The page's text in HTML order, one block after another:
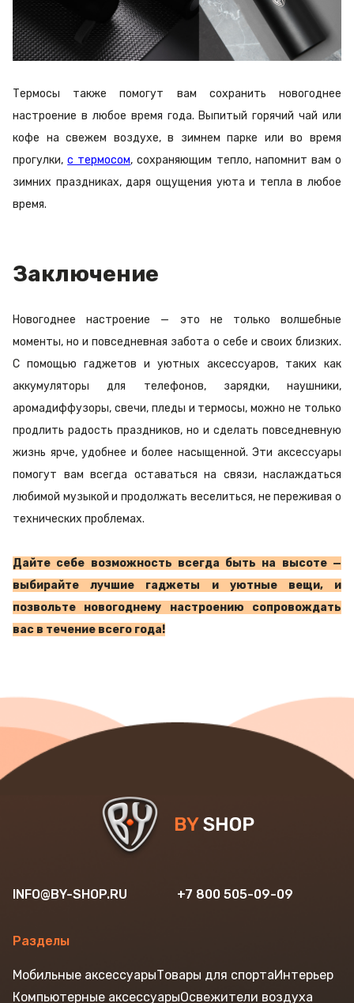
Термосы также помогут вам сохранить новогоднее
настроение в любое время года. Выпитый горячий чай или
кофе на свежем воздухе, в зимнем парке или во время
прогулки,с термосом, сохраняющим тепло, напомнит вам о
зимних праздниках, даря ощущения уюта и тепла в любое
время.
Заключение
Новогоднее настроение — это не только волшебные
моменты, но и повседневная забота о себе и своих близких.
С помощью гаджетов и уютных аксессуаров, таких как
аккумуляторы для телефонов, зарядки, наушники,
аромадиффузоры, свечи, пледы и термосы, можно не только
продлить радость праздников, но и сделать повседневную
жизнь ярче, удобнее и более насыщенной. Эти аксессуары
помогут вам всегда оставаться на связи, наслаждаться
любимой музыкой и продолжать веселиться, не переживая о
технических проблемах.
Дайте себе возможность всегда быть на высоте —
выбирайте лучшие гаджеты и уютные вещи, и
позвольте новогоднему настроению сопровождать
вас в течение всего года!
INFO@BY-SHOP.RU +7 800 505-09-09
Разделы
Мобильные аксессуарыТовары для спортаИнтерьер
Компьютерные аксессуарыОсвежители воздуха